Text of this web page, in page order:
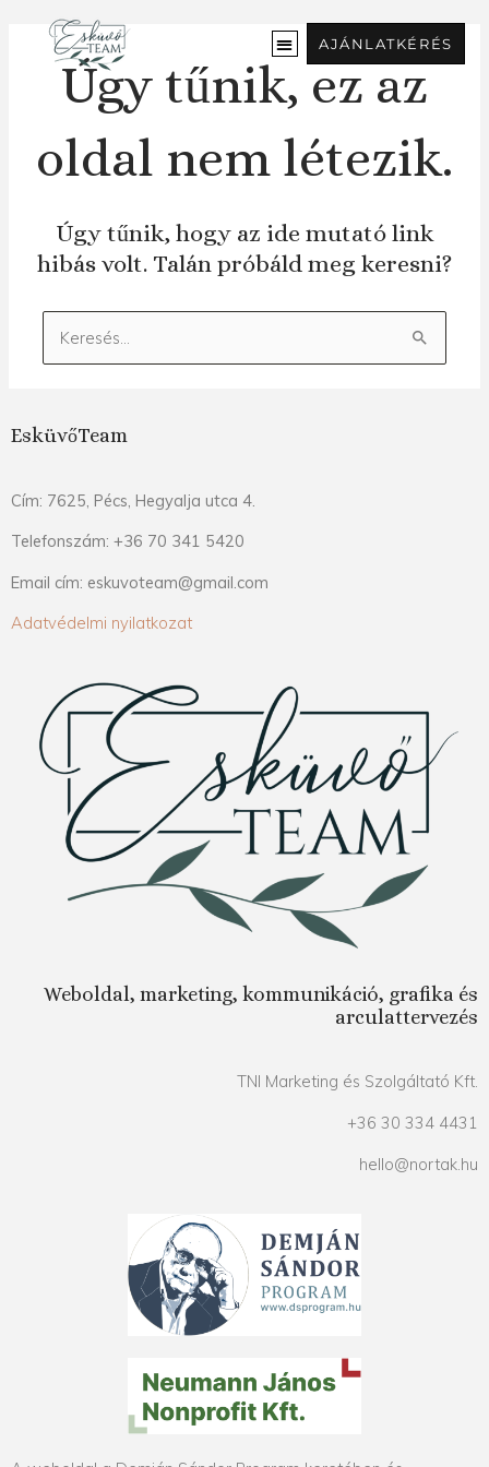
tartalomra
AJÁNLATKÉRÉS
Úgy tűnik, ez az
oldal nem létezik.
Úgy tűnik, hogy az ide mutató link
hibás volt. Talán próbáld meg keresni?
Keresés:
EsküvőTeam
Cím: 7625, Pécs, Hegyalja utca 4.
Telefonszám: +36 70 341 5420
Email cím: eskuvoteam@gmail.com
Adatvédelmi nyilatkozat
Weboldal, marketing, kommunikáció, grafika és
arculattervezés
TNI Marketing és Szolgáltató Kft.
+36 30 334 4431
hello@nortak.hu